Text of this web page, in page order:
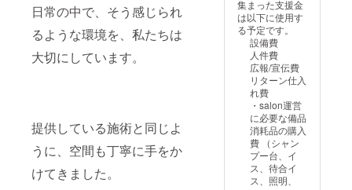
日常の中で、そう感じられ
るような環境を、私たちは
大切にしています。
提供している施術と同じよ
うに、空間も丁寧に手をか
けてきました。
す。 ※有効期限
２０２５年８月
～２０２６年１
月３１日
さい ※ヘナが初
めての方はパッ
チテストキット
をhana-henaか
ら購入後、反応
がなければ施術
可能となってお
ります。 ※アレ
ルギー反応が出
た場合には自宅
でのホームケア
のためのキア
ラーレ商品と
シャンプー指導
集まった支援金
は以下に使用す
る予定です。
設備費
人件費
広報/宣伝費
リターン仕入
れ費
・salon運営
に必要な備品
消耗品の購入
費 （シャン
プー台、イ
ス、待合イ
ス、照明、